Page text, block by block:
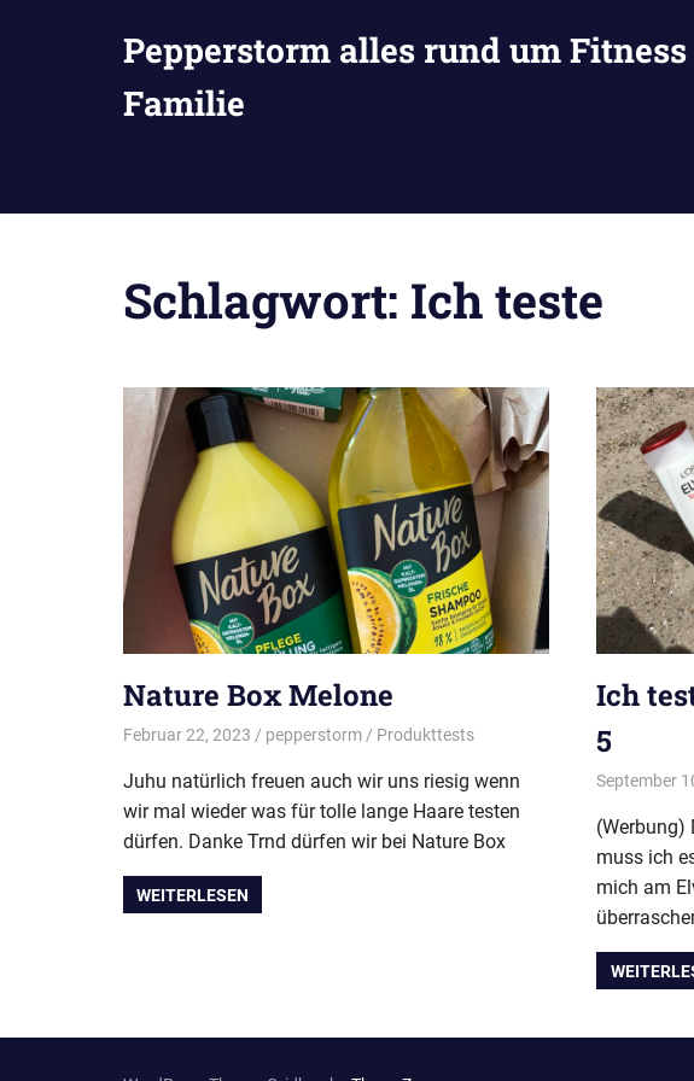
Pepperstorm alles rund um
Familie
Schlagwort: Ich teste
Nature Box Melone
Februar 22, 2023 pepperstorm Produkttests
Juhu natürlich freuen auch wir uns riesig wenn
wir mal wieder was für tolle lange Haare testen
dürfen. Danke Trnd dürfen wir bei Nature Box
WEITERLESEN
Ich
5
September
(Werbung)
muss ich
mich am